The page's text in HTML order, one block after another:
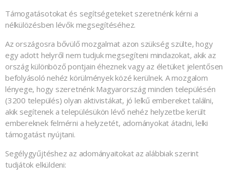
Támogatásotokat és segítségeteket szeretnénk kérni a
nélkülözésben lévők megsegítéséhez.
Az országosra bővülő mozgalmat azon szükség szülte, hogy
egy adott helyről nem tudjuk megsegíteni mindazokat, akik az
ország különböző pontjain éheznek vagy az életüket jelentősen
befolyásoló nehéz körülmények közé kerülnek. A mozgalom
lényege, hogy szeretnénk Magyarország minden településén
(3200 település) olyan aktivistákat, jó lelkű embereket találni,
akik segítenek a településükön lévő nehéz helyzetbe került
embereknek felmérni a helyzetét, adományokat átadni, lelki
támogatást nyújtani.
Segélygyűjtéshez az adományaitokat az alábbiak szerint
tudjátok elküldeni: